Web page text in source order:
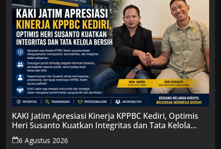
KAKI Jatim Apresiasi Kinerja KPPBC Kediri, Optimis
Heri Susanto Kuatkan Integritas dan Tata Kelola
Bersih
6 Agustus 2026